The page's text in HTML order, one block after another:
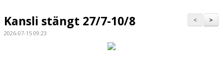
KONTAKT ÅKARP IF
>
<
Kansli stängt 27/7-10/8
2026-07-15 09:23